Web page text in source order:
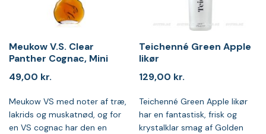
Meukow V.S. Clear
Panther Cognac, Mini
49,00 kr.
Meukow VS med noter af træ,
lakrids og muskatnød, og for
en VS cognac har den en
Teichenné Green Apple
likør
129,00 kr.
Teichenné Green Apple likør
har en fantastisk, frisk og
krystalklar smag af Golden